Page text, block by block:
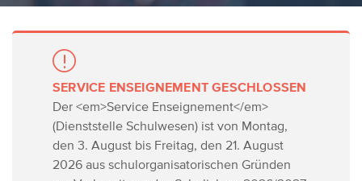
SERVICE ENSEIGNEMENT GESCHLOSSEN
Der <em>Service Enseignement</em>
(Dienststelle Schulwesen) ist von Montag,
den 3. August bis Freitag, den 21. August
2026 aus schulorganisatorischen Gründen